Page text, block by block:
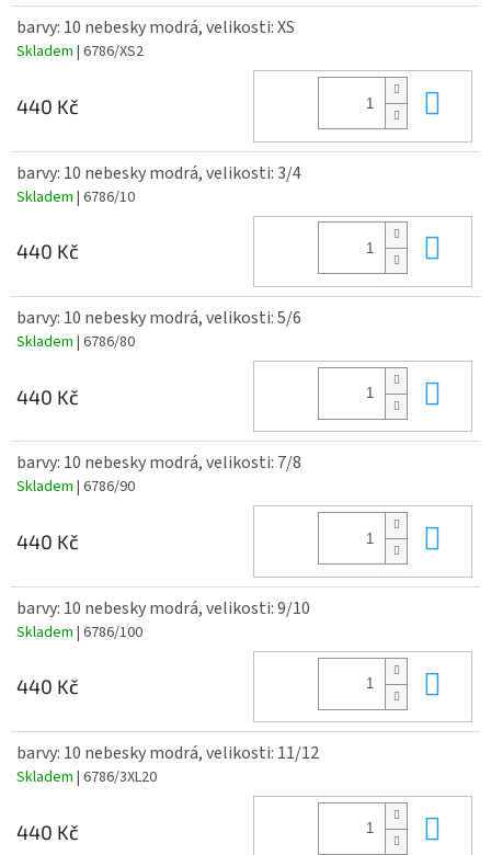
barvy: 10 nebesky modrá, velikosti: XS
Skladem | 6786/XS2
440 Kč
barvy: 10 nebesky modrá, velikosti: 3/4
Skladem | 6786/10
440 Kč
barvy: 10 nebesky modrá, velikosti: 5/6
Skladem | 6786/80
440 Kč
barvy: 10 nebesky modrá, velikosti: 7/8
Skladem | 6786/90
440 Kč
barvy: 10 nebesky modrá, velikosti: 9/10
Skladem | 6786/100
440 Kč
barvy: 10 nebesky modrá, velikosti: 11/12
Skladem | 6786/3XL20
440 Kč